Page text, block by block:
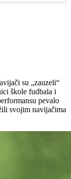
su „zauzeli“
škole fudbala i
pevalo
svojim navijačima